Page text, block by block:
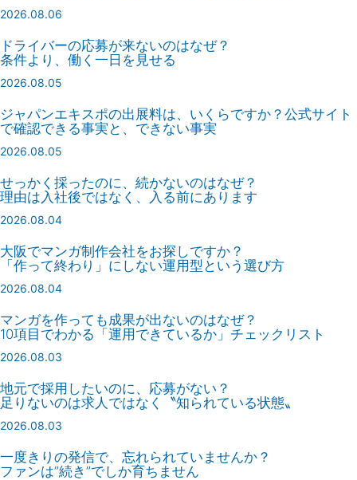
2026.08.06
ドライバーの応募が来ないのはなぜ？
条件より、働く一日を見せる
2026.08.05
ジャパンエキスポの出展料は、いくらですか？公式サイト
で確認できる事実と、できない事実
2026.08.05
せっかく採ったのに、続かないのはなぜ？
理由は入社後ではなく、入る前にあります
2026.08.04
大阪でマンガ制作会社をお探しですか？
「作って終わり」にしない運用型という選び方
2026.08.04
マンガを作っても成果が出ないのはなぜ？
10項目でわかる「運用できているか」チェックリスト
2026.08.03
地元で採用したいのに、応募がない？
足りないのは求人ではなく〝知られている状態〟
2026.08.03
一度きりの発信で、忘れられていませんか？
ファンは”続き”でしか育ちません